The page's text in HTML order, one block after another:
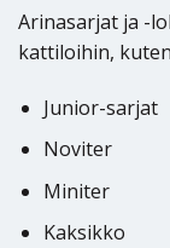
Arinasarjat ja -
kattiloihin,
Junior-sarjat
Noviter
Miniter
Kaksikko